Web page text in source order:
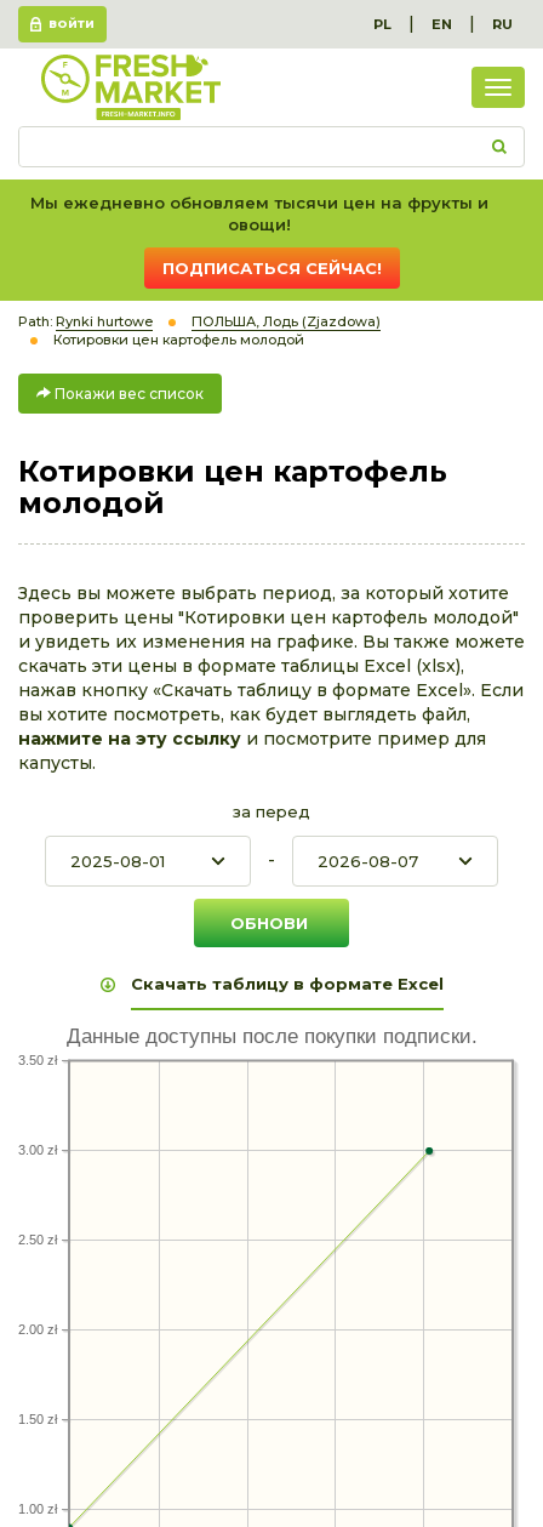
ВОЙТИ PL | EN | RU
вес
Мы ежедневно обновляем тысячи цен на фрукты и
овощи!
ПОДПИСАТЬСЯ СЕЙЧАС!
Path: Rynki hurtowe
ПОЛЬША, Лодь (Zjazdowa)
Котировки цен картофель молодой
Покажи вес список
Котировки цен картофель
молодой
Здесь вы можете выбрать период, за который хотите
проверить цены "Котировки цен картофель молодой"
и увидеть их изменения на графике. Вы также можете
скачать эти цены в формате таблицы Excel (xlsx),
нажав кнопку «Скачать таблицу в формате Excel». Если
вы хотите посмотреть, как будет выглядеть файл,
нажмите на эту ссылку и посмотрите пример для
капусты.
за перед
-
Скачать таблицу в формате Excel
Данные доступны после покупки подписки.
1.00 zł
1.50 zł
2.00 zł
2.50 zł
3.00 zł
3.50 zł